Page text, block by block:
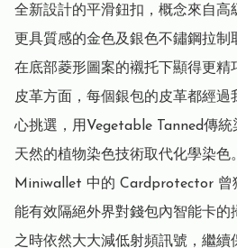
全新設計的平滑鈕扣，概念來自高
更具質感的金色及銀色不鏽鋼拉制
在底部菱形圖案的襯托下顯得更精
皮革方面，每個銀包的皮革都經
心挑選，用Vegetable Tanned傳統
天然的植物染色技術取代化學染色。
Miniwallet 中的 Cardprotector 曾
能有效隔絕外界對錢包內智能卡的
之時依然大大減低射頻訊號，繼